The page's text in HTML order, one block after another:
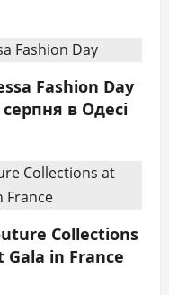
Fashion Day
в Одесі
Collections
in France